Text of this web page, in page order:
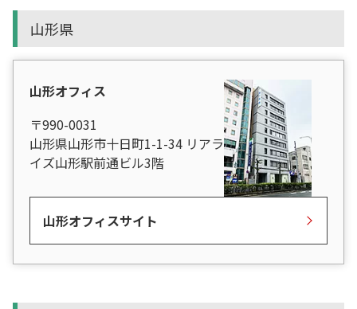
山形県
山形オフィス
〒990-0031
山形県山形市十日町1-1-34 リアラ
イズ山形駅前通ビル3階
山形オフィスサイト